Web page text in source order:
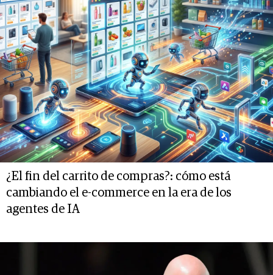
¿El fin del carrito de compras?: cómo está
cambiando el e-commerce en la era de los
agentes de IA